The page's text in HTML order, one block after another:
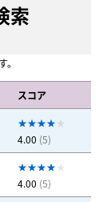
索
スコア
4.00 (5)
4.00 (5)